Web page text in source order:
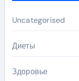
Uncategorised
Диеты
Здоровье